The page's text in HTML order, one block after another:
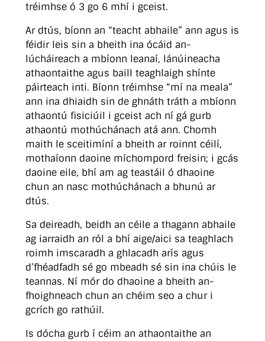
tréimhse ó 3 go 6 mhí i gceist.
Ar dtús, bíonn an “teacht abhaile” ann agus is
féidir leis sin a bheith ina ócáid an-
lúcháireach a mbíonn leanaí, lánúineacha
athaontaithe agus baill teaghlaigh shínte
páirteach inti. Bíonn tréimhse “mí na meala”
ann ina dhiaidh sin de ghnáth tráth a mbíonn
athaontú fisiciúil i gceist ach ní gá gurb
athaontú mothúchánach atá ann. Chomh
maith le sceitimíní a bheith ar roinnt céilí,
mothaíonn daoine míchompord freisin; i gcás
daoine eile, bhí am ag teastáil ó dhaoine
chun an nasc mothúchánach a bhunú ar
dtús.
Sa deireadh, beidh an céile a thagann abhaile
ag iarraidh an ról a bhí aige/aici sa teaghlach
roimh imscaradh a ghlacadh arís agus
d’fhéadfadh sé go mbeadh sé sin ina chúis le
teannas. Ní mór do dhaoine a bheith an-
fhoighneach chun an chéim seo a chur i
gcrích go rathúil.
Is dócha gurb í céim an athaontaithe an